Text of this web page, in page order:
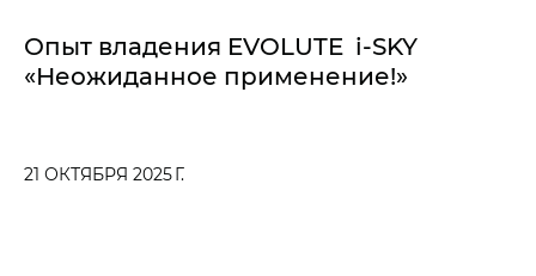
Опыт владения EVOLUTE i‑SKY
«Неожиданное применение!»
21 ОКТЯБРЯ 2025 Г.